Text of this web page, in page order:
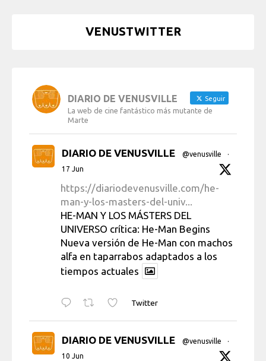
VENUSTWITTER
DIARIO DE VENUSVILLE Seguir
La web de cine fantástico más mutante de
Marte
DIARIO DE VENUSVILLE @venusville
·
17 Jun
https://diariodevenusville.com/he-
man-y-los-masters-del-univ...
HE-MAN Y LOS MÁSTERS DEL
UNIVERSO crítica: He-Man Begins
Nueva versión de He-Man con machos
alfa en taparrabos adaptados a los
tiempos actuales
Twitter
DIARIO DE VENUSVILLE @venusville
·
10 Jun